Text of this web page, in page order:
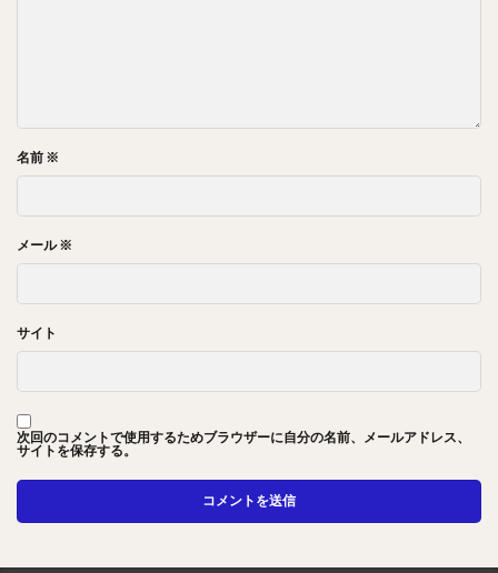
名前 ※
メール※
サイト
次回のコメントで使用するためブラウザーに自分の名前、メールアドレス、
サイトを保存する。